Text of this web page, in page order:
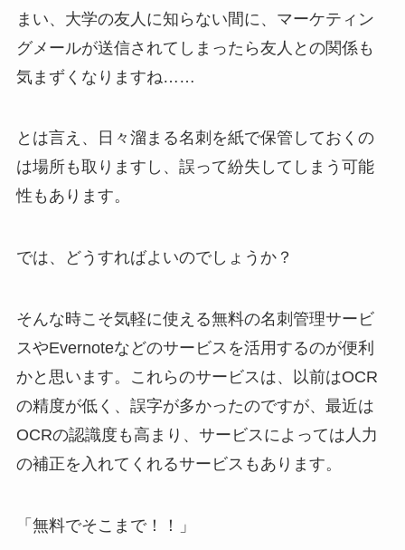
まい、大学の友人に知らない間に、マーケティン
グメールが送信されてしまったら友人との関係も
気まずくなりますね……
とは言え、日々溜まる名刺を紙で保管しておくの
は場所も取りますし、誤って紛失してしまう可能
性もあります。
では、どうすればよいのでしょうか？
そんな時こそ気軽に使える無料の名刺管理サービ
スやEvernoteなどのサービスを活用するのが便利
かと思います。これらのサービスは、以前はOCR
の精度が低く、誤字が多かったのですが、最近は
OCRの認識度も高まり、サービスによっては人力
の補正を入れてくれるサービスもあります。
「無料でそこまで！！」